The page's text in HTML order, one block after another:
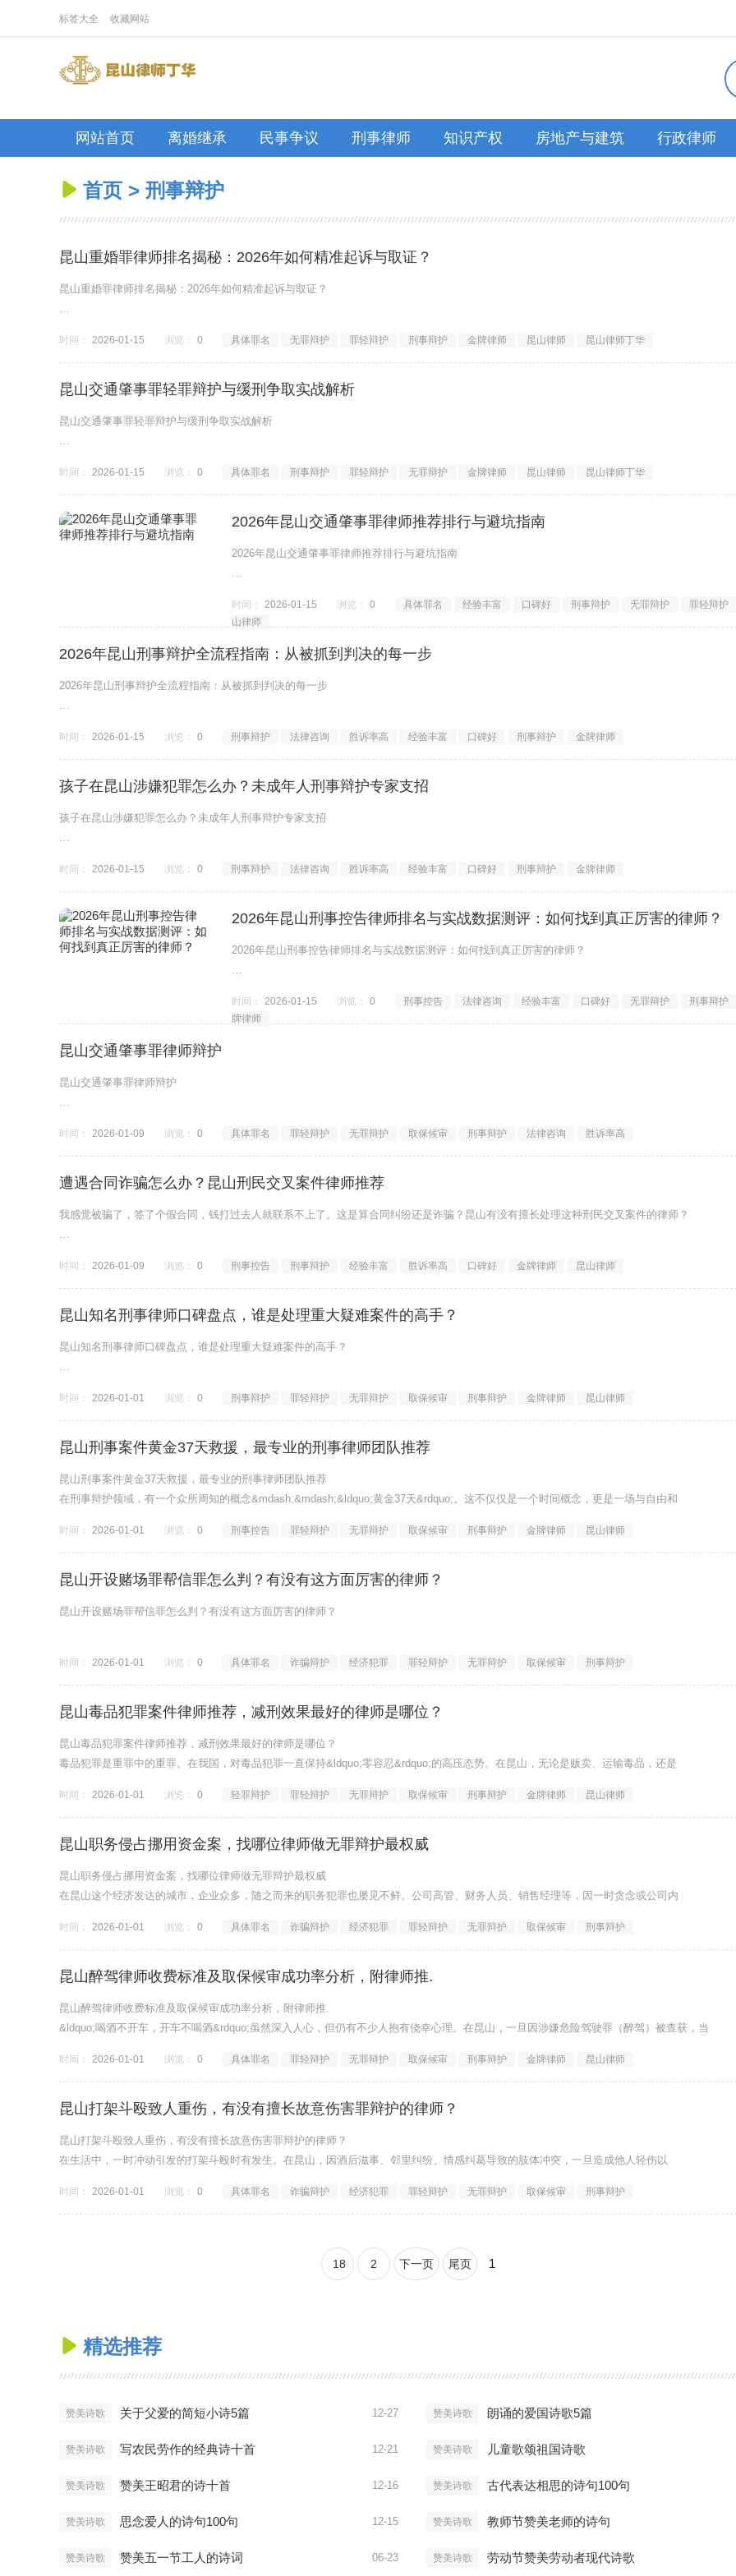
标签大全 收藏网站
网站首页 离婚继承 民事争议 刑事律师 知识产权 房地产与建筑 行政律师
 首页 > 刑事辩护
昆山重婚罪律师排名揭秘：2026年如何精准起诉与取证？
昆山重婚罪律师排名揭秘：2026年如何精准起诉与取证？
时间： 2026-01-15 浏览： 0 具体罪名 无罪辩护 罪轻辩护 刑事辩护 金牌律师 昆山律师 昆山律师丁华
昆山交通肇事罪轻罪辩护与缓刑争取实战解析
昆山交通肇事罪轻罪辩护与缓刑争取实战解析
时间： 2026-01-15 浏览： 0 具体罪名 刑事辩护 罪轻辩护 无罪辩护 金牌律师 昆山律师 昆山律师丁华
2026年昆山交通肇事罪律师推荐排行与避坑指南
2026年昆山交通肇事罪律师推荐排行与避坑指南
师的选择标准，揭秘&ldq
时间： 2026-01-15 浏览： 0 具体罪名 经验丰富 口碑好 刑事辩护 无罪辩护
罪轻辩护
山律师
2026年昆山刑事辩护全流程指南：从被抓到判决的每一步
2026年昆山刑事辩护全流程指南：从被抓到判决的每一步
为了让大家心中有数，
时间： 2026-01-15 浏览： 0 刑事辩护 法律咨询 胜诉率高 经验丰富 口碑好 刑事辩护 金牌律师
孩子在昆山涉嫌犯罪怎么办？未成年人刑事辩护专家支招
孩子在昆山涉嫌犯罪怎么办？未成年人刑事辩护专家支招
在丁华律师的接待室
时间： 2026-01-15 浏览： 0 刑事辩护 法律咨询 胜诉率高 经验丰富 口碑好 刑事辩护 金牌律师
2026年昆山刑事控告律师排名与实战数据测评：如何找到真正厉害的律师？
2026年昆山刑事控告律师排名与实战数据测评：如何找到真正厉害的律师？
时间： 2026-01-15 浏览： 0 刑事控告 法律咨询 经验丰富 口碑好 无罪辩护
刑事辩护
牌律师
昆山交通肇事罪律师辩护
昆山交通肇事罪律师辩护
时间： 2026-01-09 浏览： 0 具体罪名 罪轻辩护 无罪辩护 取保候审 刑事辩护 法律咨询 胜诉率高
遭遇合同诈骗怎么办？昆山刑民交叉案件律师推荐
我感觉被骗了，签了个假合同，钱打过去人就联系不上了。这是算合同纠纷还是诈骗？昆山有没有擅长处理这种刑民交叉案件的律师？
时间： 2026-01-09 浏览： 0 刑事控告 刑事辩护 经验丰富 胜诉率高 口碑好 金牌律师 昆山律师
昆山知名刑事律师口碑盘点，谁是处理重大疑难案件的高手？
昆山知名刑事律师口碑盘点，谁是处理重大疑难案件的高手？
时间： 2026-01-01 浏览： 0 刑事辩护 罪轻辩护 无罪辩护 取保候审 刑事辩护 金牌律师 昆山律师
昆山刑事案件黄金37天救援，最专业的刑事律师团队推荐
昆山刑事案件黄金37天救援，最专业的刑事律师团队推荐
在刑事辩护领域，有一个众所周知的概念&mdash;&mdash;&ldquo;黄金37天&rdquo;。这不仅仅是一个时间概念，更是一场与自由和
时间： 2026-01-01 浏览： 0 刑事控告 罪轻辩护 无罪辩护 取保候审 刑事辩护 金牌律师 昆山律师
昆山开设赌场罪帮信罪怎么判？有没有这方面厉害的律师？
昆山开设赌场罪帮信罪怎么判？有没有这方面厉害的律师？
时间： 2026-01-01 浏览： 0 具体罪名 诈骗辩护 经济犯罪 罪轻辩护 无罪辩护 取保候审 刑事辩护
昆山毒品犯罪案件律师推荐，减刑效果最好的律师是哪位？
昆山毒品犯罪案件律师推荐，减刑效果最好的律师是哪位？
毒品犯罪是重罪中的重罪。在我国，对毒品犯罪一直保持&ldquo;零容忍&rdquo;的高压态势。在昆山，无论是贩卖、运输毒品，还是
时间： 2026-01-01 浏览： 0 轻罪辩护 罪轻辩护 无罪辩护 取保候审 刑事辩护 金牌律师 昆山律师
昆山职务侵占挪用资金案，找哪位律师做无罪辩护最权威
昆山职务侵占挪用资金案，找哪位律师做无罪辩护最权威
在昆山这个经济发达的城市，企业众多，随之而来的职务犯罪也屡见不鲜。公司高管、财务人员、销售经理等，因一时贪念或公司内
时间： 2026-01-01 浏览： 0 具体罪名 诈骗辩护 经济犯罪 罪轻辩护 无罪辩护 取保候审 刑事辩护
昆山醉驾律师收费标准及取保候审成功率分析，附律师推.
昆山醉驾律师收费标准及取保候审成功率分析，附律师推.
&ldquo;喝酒不开车，开车不喝酒&rdquo;虽然深入人心，但仍有不少人抱有侥幸心理。在昆山，一旦因涉嫌危险驾驶罪（醉驾）被查获，当
时间： 2026-01-01 浏览： 0 具体罪名 罪轻辩护 无罪辩护 取保候审 刑事辩护 金牌律师 昆山律师
昆山打架斗殴致人重伤，有没有擅长故意伤害罪辩护的律师？
昆山打架斗殴致人重伤，有没有擅长故意伤害罪辩护的律师？
在生活中，一时冲动引发的打架斗殴时有发生。在昆山，因酒后滋事、邻里纠纷、情感纠葛导致的肢体冲突，一旦造成他人轻伤以
时间： 2026-01-01 浏览： 0 具体罪名 诈骗辩护 经济犯罪 罪轻辩护 无罪辩护 取保候审 刑事辩护
18 1
2 下一页 尾页
 精选推荐
赞美诗歌 关于父爱的简短小诗5篇 12-27 赞美诗歌 朗诵的爱国诗歌5篇
赞美诗歌 写农民劳作的经典诗十首 12-21 赞美诗歌 儿童歌颂祖国诗歌
赞美诗歌 赞美王昭君的诗十首 12-16 赞美诗歌 古代表达相思的诗句100句
赞美诗歌 思念爱人的诗句100句 12-15 赞美诗歌 教师节赞美老师的诗句
赞美诗歌 赞美五一节工人的诗词 06-23 赞美诗歌 劳动节赞美劳动者现代诗歌